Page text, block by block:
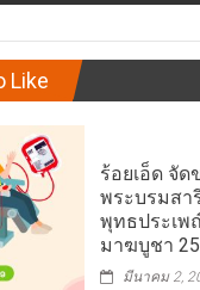
Like
ร้อยเอ็ด จั
พระบรมสา
พุทธประเพ
มาฆบูชา
มีนาคม 2,